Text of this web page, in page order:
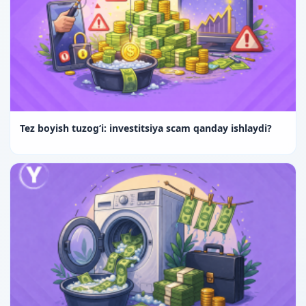
Tez boyish tuzog‘i: investitsiya scam qanday ishlaydi?